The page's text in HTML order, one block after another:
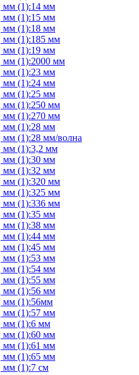
мм (1):14 мм
мм (1):15 мм
мм (1):18 мм
мм (1):185 мм
мм (1):19 мм
мм (1):2000 мм
мм (1):23 мм
мм (1):24 мм
мм (1):25 мм
мм (1):250 мм
мм (1):270 мм
мм (1):28 мм
мм (1):28 мм/волна
мм (1):3,2 мм
мм (1):30 мм
мм (1):32 мм
мм (1):320 мм
мм (1):325 мм
мм (1):336 мм
мм (1):35 мм
мм (1):38 мм
мм (1):44 мм
мм (1):45 мм
мм (1):53 мм
мм (1):54 мм
мм (1):55 мм
мм (1):56 мм
мм (1):56мм
мм (1):57 мм
мм (1):6 мм
мм (1):60 мм
мм (1):61 мм
мм (1):65 мм
мм (1):7 см